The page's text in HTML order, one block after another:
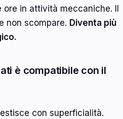
in attività meccaniche. Il
non scompare. Diventa più
è compatibile con il
con superficialità.